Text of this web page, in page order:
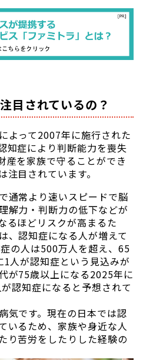
目されているの？
よって2007年に施行された
知症により判断能力を喪失
産を家族で守ることができ
目されています。
通常より速いスピードで脳
解力・判断力の低下などが
るほどリスクが高まるた
、認知症になる人が増えて
の人は500万人を超え、65
人が認知症という見込みが
が75歳以上になる2025年に
認知症になると予想されて
気です。現在の日本では認
いるため、家族や身近な人
り苦労をしたりした経験の